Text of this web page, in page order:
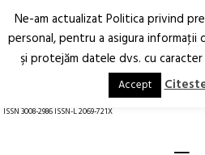
Arhitectură.
Oraș.
ISSN 3008-2986 ISSN-L 2069-721X
Ne-am actualizat Politica privind
personal, pentru a asigura
şi protejăm datele dvs. cu
Accept